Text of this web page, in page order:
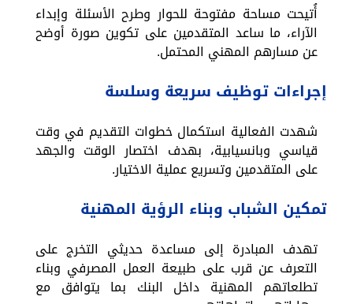
أُتيحت مساحة مفتوحة للحوار وطرح الأسئلة وإبداء
الآراء، ما ساعد المتقدمين على تكوين صورة أوضح
عن مسارهم المهني المحتمل.
إجراءات توظيف سريعة وسلسة
شهدت الفعالية استكمال خطوات التقديم في وقت
قياسي وبانسيابية، بهدف اختصار الوقت والجهد
على المتقدمين وتسريع عملية الاختيار.
تمكين الشباب وبناء الرؤية المهنية
تهدف المبادرة إلى مساعدة حديثي التخرج على
التعرف عن قرب على طبيعة العمل المصرفي وبناء
تطلعاتهم المهنية داخل البنك بما يتوافق مع